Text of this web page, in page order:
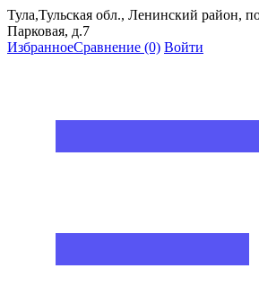
Тула,Тульская обл., Ленинский район,
Парковая, д.7
ИзбранноеСравнение (0) Войти